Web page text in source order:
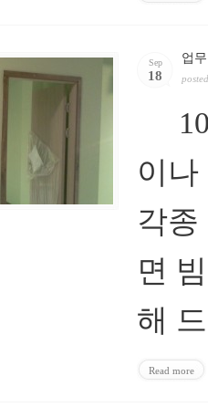
Sep
18
업
10
이
각
면
해
Read more